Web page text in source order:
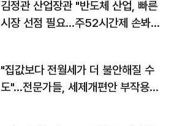
김정관 산업장관 "반도체 산업, 빠른
시장 선점 필요…주52시간제 손봐
"집값보다 전월세가 더 불안해질 수
도"…전문가들, 세제개편안 부작용